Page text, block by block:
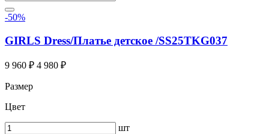
-50%
GIRLS Dress/Платье детское /SS25TKG037
9 960 ₽ 4 980 ₽
Размер
Цвет
шт